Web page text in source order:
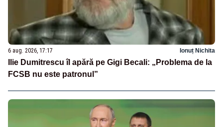
6 aug. 2026, 17:17 Ionuț Nichita
Ilie Dumitrescu îl apără pe Gigi Becali: „Problema de la
FCSB nu este patronul”